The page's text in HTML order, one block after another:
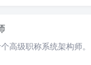
高级职称系统架构师。